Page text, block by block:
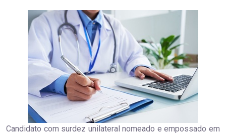
Candidato com surdez unilateral nomeado e empossado em